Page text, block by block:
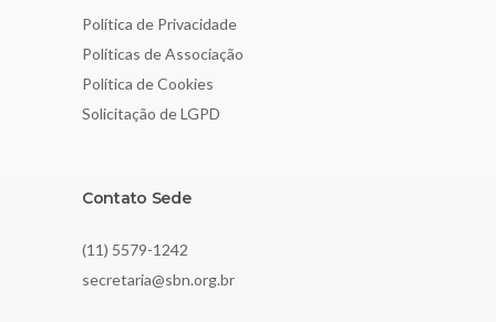
Política de Privacidade
Políticas de Associação
Política de Cookies
Solicitação de LGPD
Contato Sede
(11) 5579-1242
secretaria@sbn.org.br